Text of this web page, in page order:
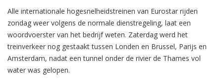
Alle internationale hogesnelheidstreinen van Eurostar rijden
zondag weer volgens de normale dienstregeling, laat een
woordvoerster van het bedrijf weten. Zaterdag werd het
treinverkeer nog gestaakt tussen Londen en Brussel, Parijs en
Amsterdam, nadat een tunnel onder de rivier de Thames vol
water was gelopen.